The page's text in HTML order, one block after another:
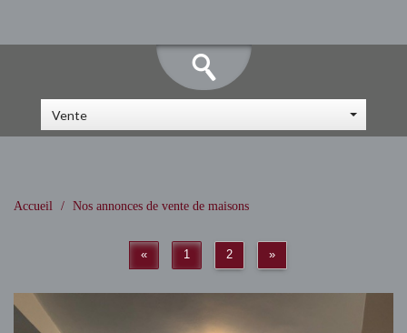
Vente
Accueil Nos annonces de vente de maisons
« 1 2 »